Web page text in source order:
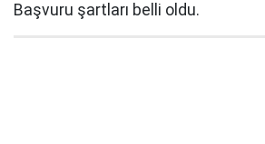
Başvuru şartları belli oldu.